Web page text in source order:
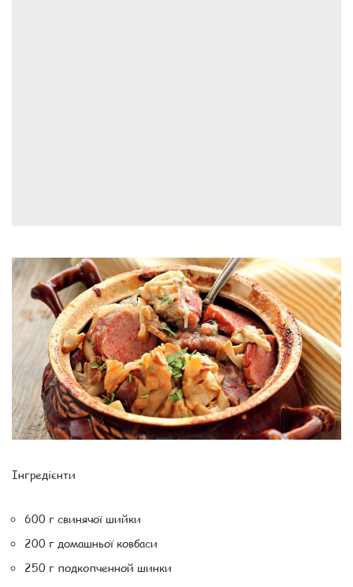
Інгредієнти
600 г свинячої шийки
200 г домашньої ковбаси
250 г подкопченной шинки